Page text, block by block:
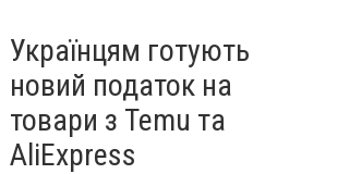
Українцям готують
новий податок на
товари з Temu та
AliExpress